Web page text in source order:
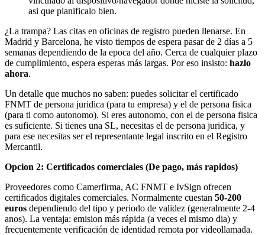
asi que planificalo bien.
¿La trampa? Las citas en oficinas de registro pueden llenarse. En
Madrid y Barcelona, he visto tiempos de espera pasar de 2 días a 5
semanas dependiendo de la epoca del año. Cerca de cualquier plazo
de cumplimiento, espera esperas más largas. Por eso insisto: hazlo
ahora.
Un detalle que muchos no saben: puedes solicitar el certificado
FNMT de persona juridica (para tu empresa) y el de persona fisica
(para ti como autonomo). Si eres autonomo, con el de persona fisica
es suficiente. Si tienes una SL, necesitas el de persona juridica, y
para ese necesitas ser el representante legal inscrito en el Registro
Mercantil.
Opcion 2: Certificados comerciales (De pago, más rapidos)
Proveedores como Camerfirma, AC FNMT e IvSign ofrecen
certificados digitales comerciales. Normalmente cuestan 50-200
euros dependiendo del tipo y periodo de validez (generalmente 2-4
anos). La ventaja: emision más rápida (a veces el mismo dia) y
frecuentemente verificación de identidad remota por videollamada.